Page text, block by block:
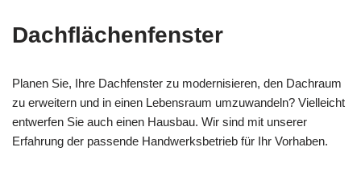
Dachflächenfenster
Planen Sie, Ihre Dachfenster zu modernisieren, den Dachraum
zu erweitern und in einen Lebensraum umzuwandeln? Vielleicht
entwerfen Sie auch einen Hausbau. Wir sind mit unserer
Erfahrung der passende Handwerksbetrieb für Ihr Vorhaben.